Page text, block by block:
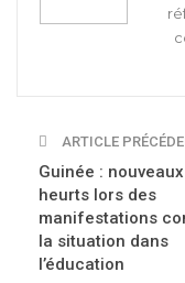
ARTICLE
Guinée : nouveaux
heurts lors des
manifestations
la situation dans
l’éducation